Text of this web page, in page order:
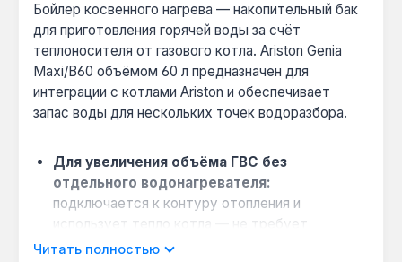
Бойлер косвенного нагрева — накопительный бак
для приготовления горячей воды за счёт
теплоносителя от газового котла. Ariston Genia
Maxi/B60 объёмом 60 л предназначен для
интеграции с котлами Ariston и обеспечивает
запас воды для нескольких точек водоразбора.
Для увеличения объёма ГВС без
отдельного водонагревателя:
подключается к контуру отопления и
использует тепло котла — не требует
дополнительного электрического ТЭНа,
Читать полностью